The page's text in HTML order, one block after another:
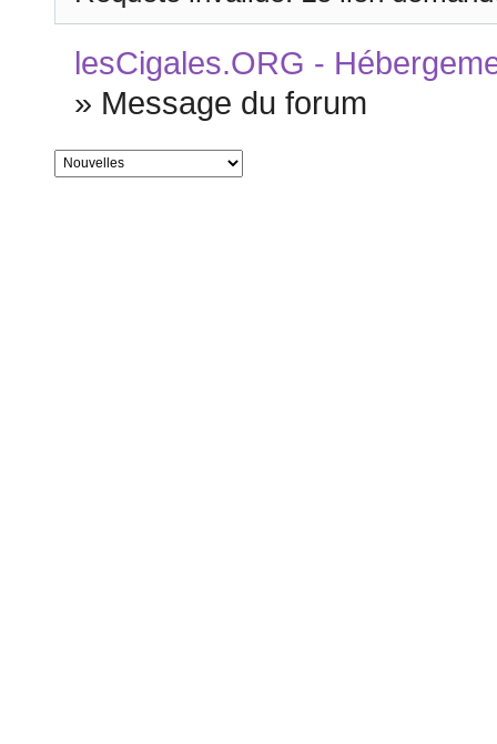
lesCigales.ORG -
» Message du forum